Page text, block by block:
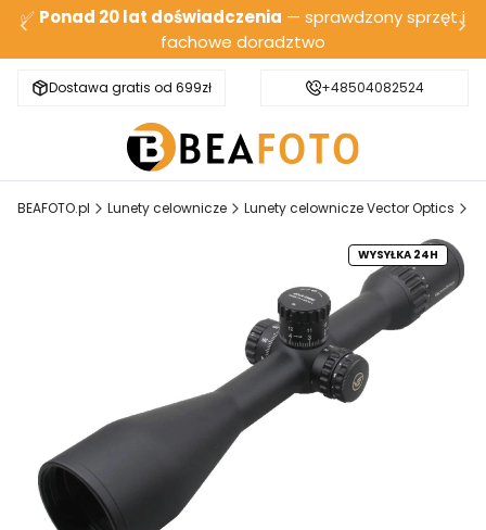
✅ Ponad 20 lat doświadczenia — sprawdzony sprzęt i
fachowe doradztwo
Dostawa gratis od 699zł Bezpieczna wysyłka
+48504082524
BEAFOTO.pl Lunety celownicze Lunety celownicze Vector Optics
WYSYŁKA 24H